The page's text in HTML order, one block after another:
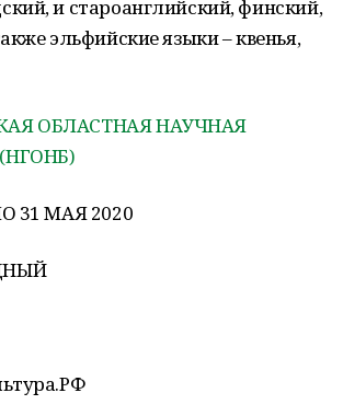
и староанглийский, финский,
эльфийские языки – квенья,
ОБЛАСТНАЯ НАУЧНАЯ
31 МАЯ 2020